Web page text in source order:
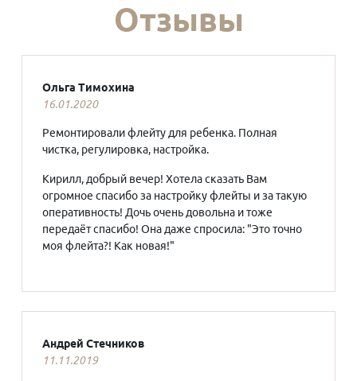
Отзывы
Ольга Тимохина
16.01.2020
Ремонтировали флейту для ребенка. Полная
чистка, регулировка, настройка.
Кирилл, добрый вечер! Хотела сказать Вам
огромное спасибо за настройку флейты и за такую
оперативность! Дочь очень довольна и тоже
передаёт спасибо! Она даже спросила: "Это точно
моя флейта?! Как новая!"
Андрей Стечников
11.11.2019